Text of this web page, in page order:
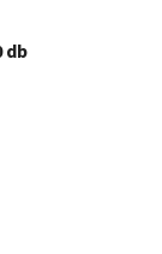
db